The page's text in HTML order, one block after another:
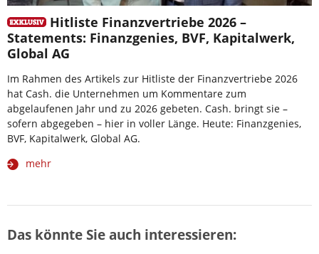
Hitliste Finanzvertriebe 2026 –
Statements: Finanzgenies, BVF, Kapitalwerk,
Global AG
Im Rahmen des Artikels zur Hitliste der Finanzvertriebe 2026
hat Cash. die Unternehmen um Kommentare zum
abgelaufenen Jahr und zu 2026 gebeten. Cash. bringt sie –
sofern abgegeben – hier in voller Länge. Heute: Finanzgenies,
BVF, Kapitalwerk, Global AG.
mehr
Das könnte Sie auch interessieren: